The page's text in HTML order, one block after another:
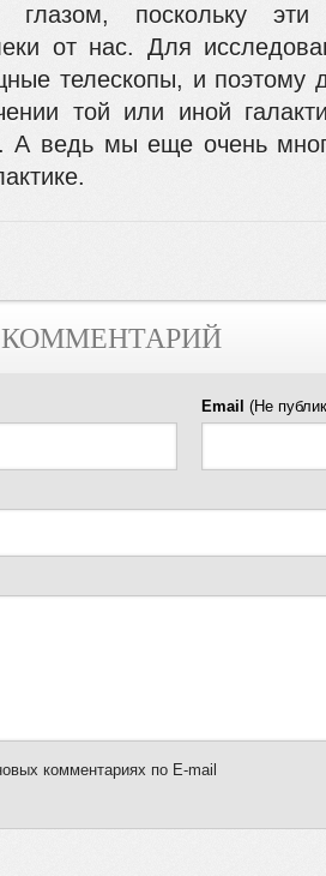
глазом, поскольку
от нас. Для
телескопы, и поэтому
той или иной
А ведь мы еще очень
КОММЕНТАРИЙ
Email (Не
комментариях по E-mail